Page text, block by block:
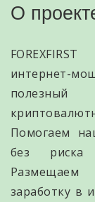
О
интернет-
Помогаем
без риска
заработку в